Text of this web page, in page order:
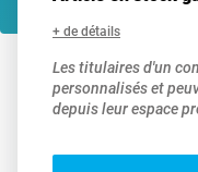
+ de détails
Les titulaires d'un
personnalisés et
depuis leur espace